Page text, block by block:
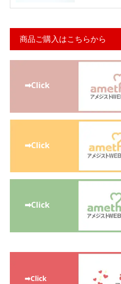
商品ご購入はこちらから
➡Click
➡Click
➡Click
➡Click